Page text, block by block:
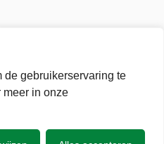
gebruikerservaring te
meer in onze